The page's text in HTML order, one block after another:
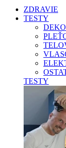
ZDRAVIE
TESTY
TESTY